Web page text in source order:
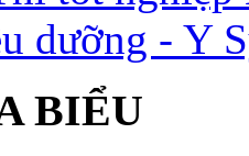
dưỡng - Y
BIỂU